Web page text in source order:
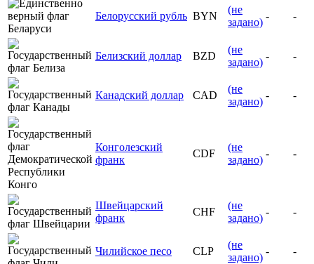
Белорусский рубль BYN
(не
задано)
- -
Белизский доллар BZD
(не
задано)
- -
Канадский доллар CAD
(не
задано)
- -
Конголезский
франк
CDF
(не
задано)
- -
Швейцарский
франк
CHF
(не
задано)
- -
Чилийское песо CLP
(не
задано)
- -